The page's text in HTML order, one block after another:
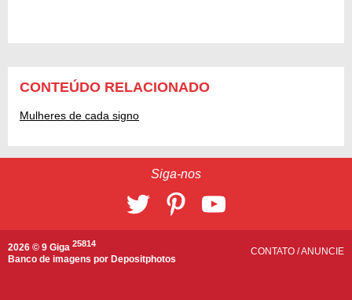
CONTEÚDO RELACIONADO
Mulheres de cada signo
Siga-nos
2026 © 9 Giga 25814
Banco de imagens por Depositphotos
CONTATO /ANUNCIE